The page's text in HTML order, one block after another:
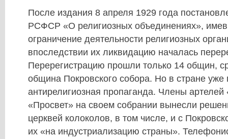
После издания 8 апреля 1929 года
РСФСР «О религиозных объединениях»,
ограничение деятельности религиозных
впоследствии их ликвидацию началась
Перерегистрацию прошли только 14 общин,
община Покровского собора. Но в стране
антирелигиозная пропаганда. Члены артелей
«Просвет» на своем собрании вынесли
церквей колоколов, в том числе, и с
их «на индустриализацию страны».